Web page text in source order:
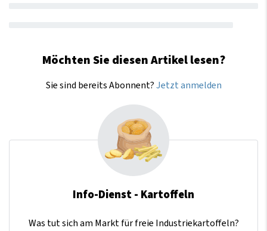
Möchten Sie diesen Artikel lesen?
Sie sind bereits Abonnent?Jetzt anmelden
Info-Dienst - Kartoffeln
Was tut sich am Markt für freie Industriekartoffeln?